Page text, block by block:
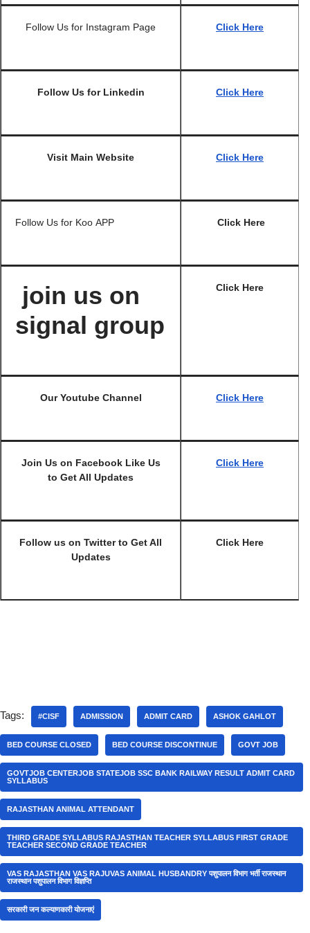
Follow Us for Instagram Page Click Here
Follow Us for Linkedin Click Here
Visit Main Website Click Here
Follow Us for Koo APP Click Here
join us on
signal group
Click Here
Our Youtube Channel Click Here
Join Us on Facebook Like Us
to Get All Updates
Click Here
Follow us on Twitter to Get All
Updates
Click Here
Tags: #CISF ADMISSION ADMIT CARD ASHOK GAHLOT
BED COURSE CLOSED BED COURSE DISCONTINUE GOVT JOB
GOVTJOB CENTERJOB STATEJOB SSC BANK RAILWAY RESULT ADMIT CARD
SYLLABUS
RAJASTHAN ANIMAL ATTENDANT
THIRD GRADE SYLLABUS RAJASTHAN TEACHER SYLLABUS FIRST GRADE
TEACHER SECOND GRADE TEACHER
VAS RAJASTHAN VAS RAJUVAS ANIMAL HUSBANDRY पशुपालन विभाग भर्ती राजस्थान
राजस्थान पशुपालन विभाग विज्ञप्ति
सरकारी जन कल्याणकारी योजनाएं